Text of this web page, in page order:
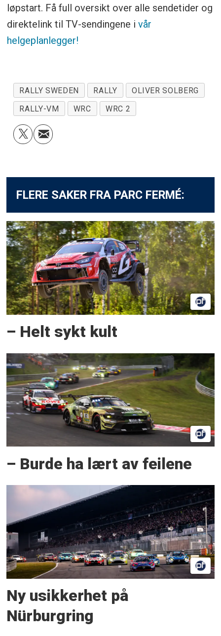
løpstart. Få full oversikt over alle sendetider og
direktelink til TV-sendingene i vår
helgeplanlegger!
RALLY SWEDEN RALLY
OLIVER SOLBERG
RALLY-VM
WRC WRC 2
FLERE SAKER FRA PARC FERMÉ:
– Helt sykt kult
– Burde ha lært av feilene
Ny usikkerhet på
Nürburgring